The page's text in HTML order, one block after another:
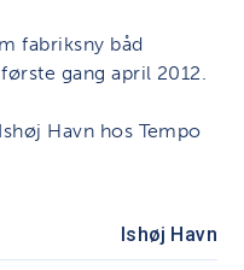
fabriksny båd
gang april 2012.
Havn hos Tempo
Ishøj Havn